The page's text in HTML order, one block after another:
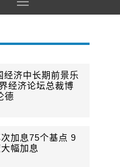
经济中长期前景乐
经济论坛总裁博
德
加息75个基点 9
幅加息